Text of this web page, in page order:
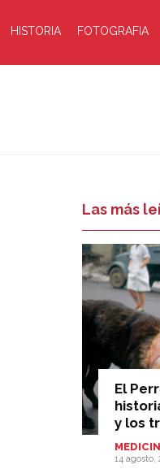
HISTORIA FOTOGRAFIA
Las más
El
y los
14 agosto,